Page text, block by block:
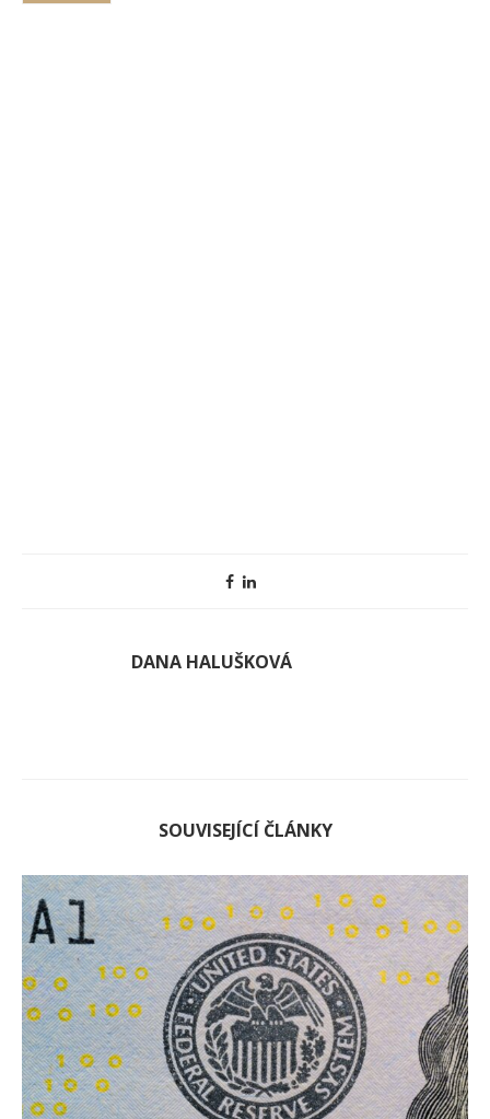
DANA HALUŠKOVÁ
SOUVISEJÍCÍ ČLÁNKY